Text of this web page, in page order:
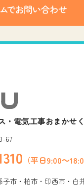
・電気工事おまかせ
67
（平日9:00～
市・柏市・印西市・